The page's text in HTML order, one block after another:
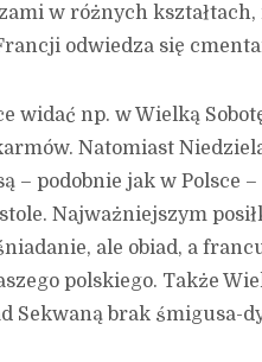
w różnych
odwiedza się
widać np. w Wielką
Natomiast
– podobnie jak w Polsce
Najważniejszym
ale obiad, a
polskiego. Także
Sekwaną brak śmigusa-